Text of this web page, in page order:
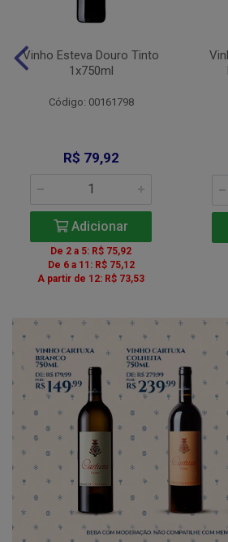
Vinho Esteva Douro Tinto
1x750ml
Código: 00161798
R$ 79,92
Adicionar
De 2 a 5: R$ 75,92
De 6 a 11: R$ 75,12
A partir de 12: R$ 73,53